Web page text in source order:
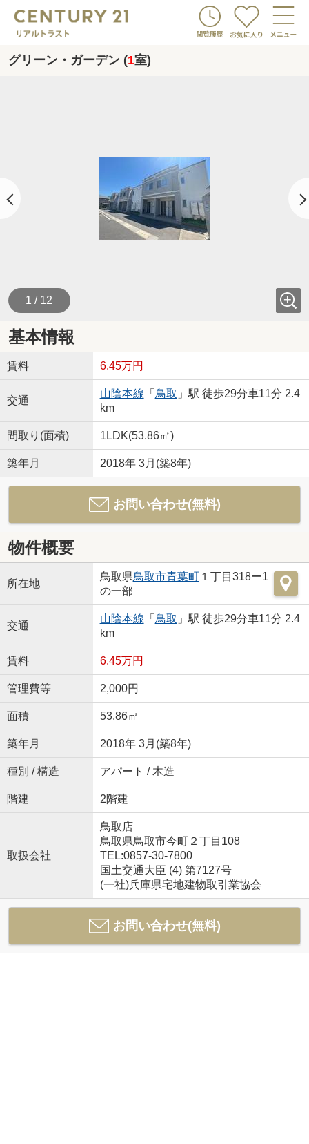
グリーン・ガーデン (1室)
1 / 12
基本情報
賃料 6.45万円
交通
山陰本線 「 鳥取 」駅 徒歩29分車11分 2.4
km
間取り(面積) 1LDK(53.86㎡)
築年月 2018年 3月(築8年)
お問い合わせ(無料)
物件概要
所在地
鳥取県鳥取市青葉町１丁目318ー1
の一部
交通
山陰本線 「 鳥取 」駅 徒歩29分車11分 2.4
km
賃料 6.45万円
管理費等 2,000円
面積 53.86㎡
築年月 2018年 3月(築8年)
種別 / 構造 アパート / 木造
階建 2階建
取扱会社
鳥取店
鳥取県鳥取市今町２丁目108
TEL:0857-30-7800
国土交通大臣 (4) 第7127号
(一社)兵庫県宅地建物取引業協会
お問い合わせ(無料)